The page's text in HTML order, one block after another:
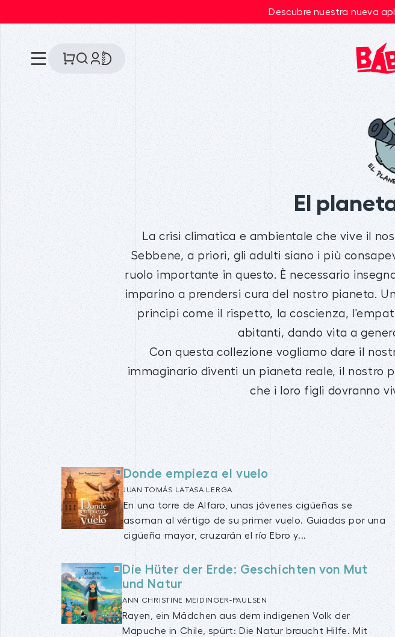
Descubre nuestra nueva
El
La crisi climatica e ambientale che vive il
Sebbene, a priori, gli adulti siano i più
ruolo importante in questo. È necessario
imparino a prendersi cura del nostro pianeta.
principi come il rispetto, la coscienza,
abitanti, dando vita a
Con questa collezione vogliamo dare il
immaginario diventi un pianeta reale, il nostro
che i loro figli dovranno
Donde empieza el vuelo
JUAN TOMÁS LATASA LERGA
En una torre de Alfaro, unas jóvenes cigüeñas se
asoman al vértigo de su primer vuelo. Guiadas por una
cigüeña mayor, cruzarán el río Ebro y...
Die Hüter der Erde: Geschichten von Mut
und Natur
ANN CHRISTINE MEIDINGER-PAULSEN
Rayen, ein Mädchen aus dem indigenen Volk der
Mapuche in Chile, spürt: Die Natur braucht Hilfe. Mit